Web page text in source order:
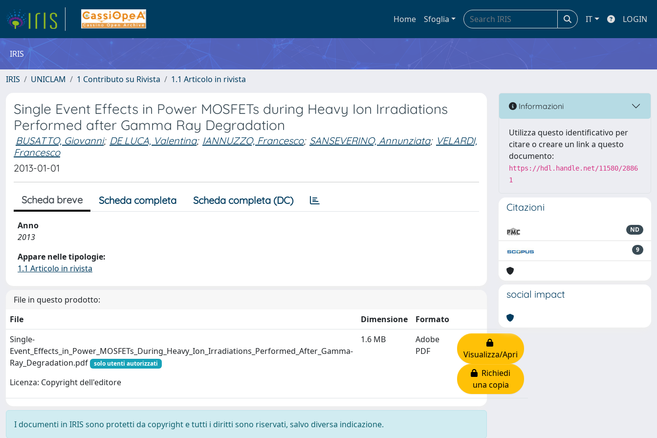
Home Sfoglia IT LOGIN
IRIS
IRIS UNICLAM 1 Contributo su Rivista 1.1 Articolo in rivista
Single Event Effects in Power MOSFETs during Heavy Ion Irradiations
Performed after Gamma Ray Degradation
BUSATTO, Giovanni; DE LUCA, Valentina; IANNUZZO, Francesco; SANSEVERINO, Annunziata; VELARDI,
Francesco
2013-01-01
Scheda breve Scheda completa Scheda completa (DC)
Anno
2013
Appare nelle tipologie:
1.1 Articolo in rivista
File in questo prodotto:
File
Dimensione
Formato
Single-
Event_Effects_in_Power_MOSFETs_During_Heavy_Ion_Irradiations_Performed_After_Gamma-
Ray_Degradation.pdf
solo utenti autorizzati
Licenza: Copyright dell'editore
1.6 MB
Adobe
PDF
Visualizza/Apri
Richiedi
una copia
I documenti in IRIS sono protetti da copyright e tutti i diritti sono riservati, salvo diversa indicazione.
Informazioni
Utilizza questo identificativo per
citare o creare un link a questo
documento:
https://hdl.handle.net/11580/2886
1
Citazioni
ND
9
social impact